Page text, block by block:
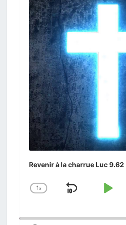
Revenir à la charrue Luc 9.62
Change
1x
Skip
Play